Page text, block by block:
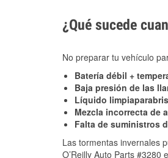
¿Qué sucede
No preparar tu vehículo
Batería débil +
Baja presión de las
Líquido
Mezcla incorrecta de
Falta de suministros
Las tormentas invernales
O’Reilly Auto Parts